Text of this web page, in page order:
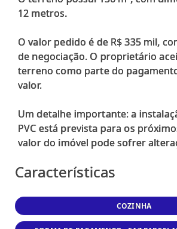
12 metros.
O valor pedido é de R$ 335 mil,
de negociação. O proprietário
terreno como parte do
valor.
Um detalhe importante: a
PVC está prevista para os
Características
COZINHA